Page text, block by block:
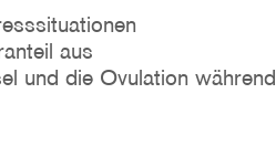
aus
und die Ovulation während